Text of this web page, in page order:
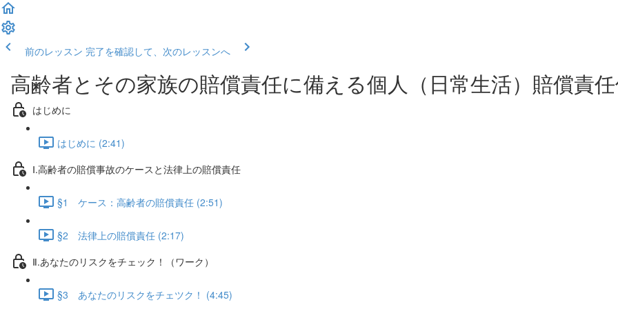
前のレッスン 完了を確認して、次のレッスンへ
高齢者とその家族の賠償責任に備える個人（日常生活）賠償責
はじめに
はじめに (2:41)
Ⅰ.高齢者の賠償事故のケースと法律上の賠償責任
§1 ケース：高齢者の賠償責任 (2:51)
§2 法律上の賠償責任 (2:17)
Ⅱ.あなたのリスクをチェック！（ワーク）
§3 あなたのリスクをチェツク！ (4:45)